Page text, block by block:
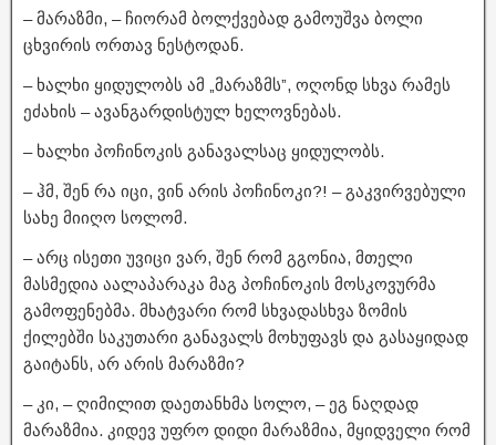
– მარაზმი, – ჩიორამ ბოლქვებად გამოუშვა ბოლი
ცხვირის ორთავ ნესტოდან.
– ხალხი ყიდულობს ამ „მარაზმს”, ოღონდ სხვა რამეს
ეძახის – ავანგარდისტულ ხელოვნებას.
– ხალხი პოჩინოკის განავალსაც ყიდულობს.
– ჰმ, შენ რა იცი, ვინ არის პოჩინოკი?! – გაკვირვებული
სახე მიიღო სოლომ.
– არც ისეთი უვიცი ვარ, შენ რომ გგონია, მთელი
მასმედია აალაპარაკა მაგ პოჩინოკის მოსკოვურმა
გამოფენებმა. მხატვარი რომ სხვადასხვა ზომის
ქილებში საკუთარი განავალს მოხუფავს და გასაყიდად
გაიტანს, არ არის მარაზმი?
– კი, – ღიმილით დაეთანხმა სოლო, – ეგ ნაღდად
მარაზმია. კიდევ უფრო დიდი მარაზმია, მყიდველი რომ